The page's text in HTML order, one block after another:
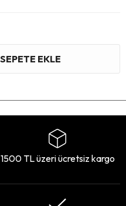
1500 TL üzeri ücretsiz kargo